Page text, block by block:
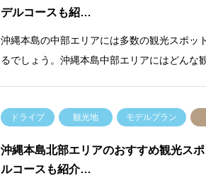
デルコースも紹…
沖縄本島の中部エリアには多数の観光スポッ
るでしょう。沖縄本島中部エリアにはどんな
ドライブ 観光地 モデルプラン
沖縄本島北部エリアのおすすめ観光ス
ルコースも紹介…